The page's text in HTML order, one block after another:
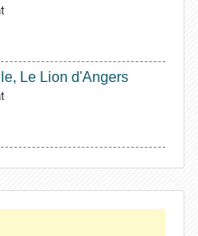
Le Lion d'Angers